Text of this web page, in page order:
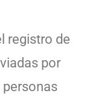
registro de
por